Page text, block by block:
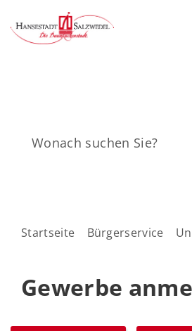
Startseite Bürgerservice
Gewerbe